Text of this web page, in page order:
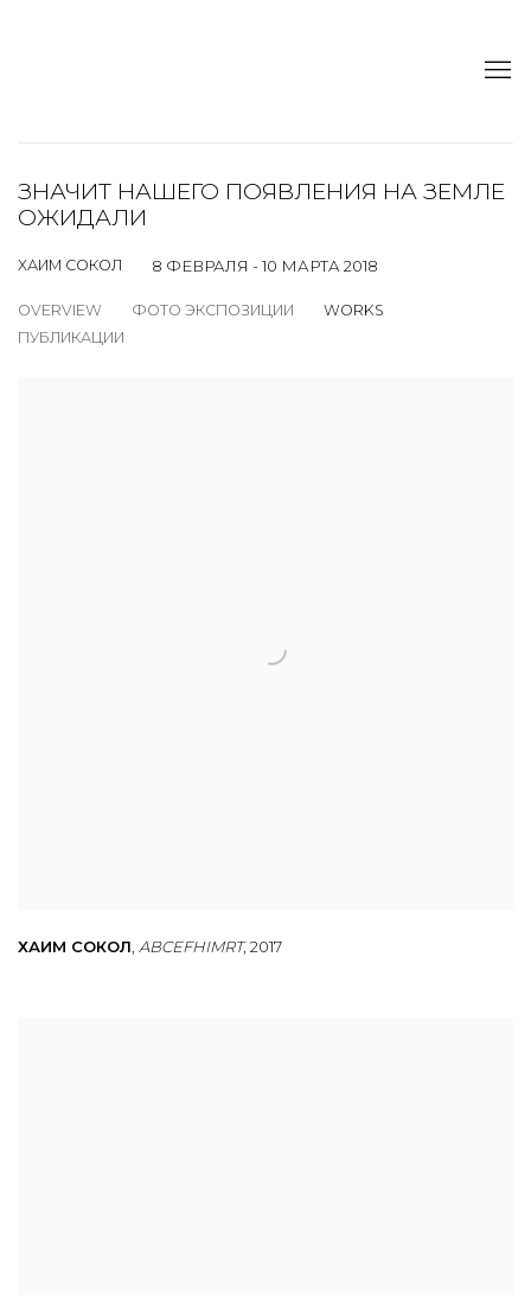
ЗНАЧИТ НАШЕГО ПОЯВЛЕНИЯ НА ЗЕМЛЕ
ОЖИДАЛИ
ХАИМ СОКОЛ 8 ФЕВРАЛЯ - 10 МАРТА 2018
OVERVIEW ФОТО ЭКСПОЗИЦИИ
WORKS
ПУБЛИКАЦИИ
ХАИМ СОКОЛ, ABCEFHIMRT,2017